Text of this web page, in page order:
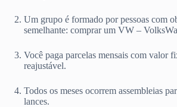
Um grupo é formado por pessoas com
semelhante: comprar um VW –
Você paga parcelas mensais com valor
reajustável.
Todos os meses ocorrem assembleias
lances.